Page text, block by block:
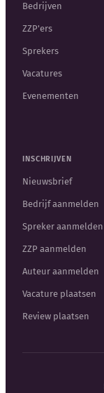
Bedrijven
ZZP'ers
Sprekers
Vacatures
Evenementen
INSCHRIJVEN
Nieuwsbrief
Bedrijf aanmelden
Spreker aanmelden
ZZP aanmelden
Auteur aanmelden
Vacature plaatsen
Review plaatsen